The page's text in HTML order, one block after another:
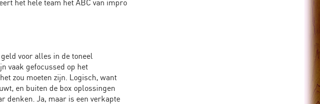
het hele team het ABC van impro
voor alles in de toneel
vaak gefocussed op het
zou moeten zijn. Logisch, want
en buiten de box oplossingen
denken. Ja, maar is een verkapte